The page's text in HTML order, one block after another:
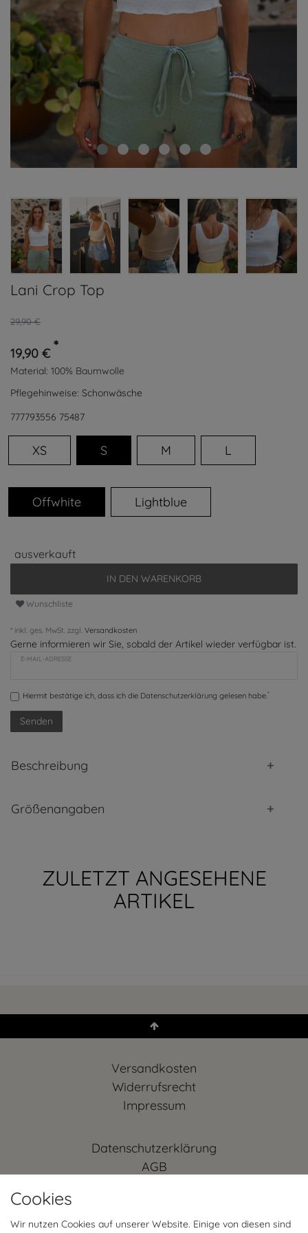
Lani Crop Top
29,90 €
19,90 € *
Material: 100% Baumwolle
Pflegehinweise: Schonwäsche
777793556 75487
XS S M L
Offwhite Lightblue
ausverkauft
IN DEN WARENKORB
Wunschliste
* inkl. ges. MwSt. zzgl. Versandkosten
Gerne informieren wir Sie, sobald der Artikel wieder verfügbar ist.
E-MAIL-ADRESSE
Hiermit bestätige ich, dass ich die Daten­schutz­erklärung gelesen habe. *
Senden
Beschreibung
Größenangaben
ZULETZT ANGESEHENE
ARTIKEL
Versandkosten
Widerrufs­recht
Impressum
Daten­schutz­erklärung
AGB
Vertrag widerrufen
Cookies
Wir nutzen Cookies auf unserer Website. Einige von diesen sind